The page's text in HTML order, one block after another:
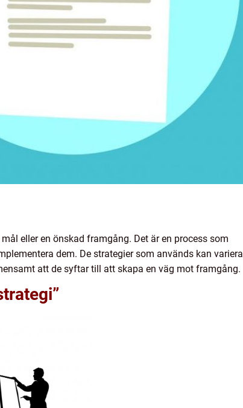
eller en önskad framgång. Det är en process som
dem. De strategier som används kan variera
att de syftar till att skapa en väg mot framgång.